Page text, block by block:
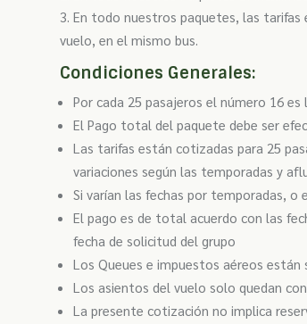
En todo nuestros paquetes, las tarifas
vuelo, en el mismo bus.
Condiciones Generales:
Por cada 25 pasajeros el número 16
El Pago total del paquete debe ser
Las tarifas están cotizadas para 25
variaciones según las temporadas y
Si varían las fechas por temporadas,
El pago es de total acuerdo con las
fecha de solicitud del grupo
Los Queues e impuestos aéreos
Los asientos del vuelo solo quedan
La presente cotización no implica